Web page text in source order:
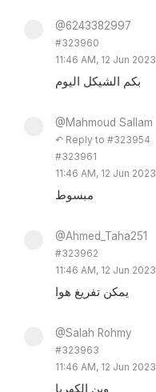
@6243382997
#323960
11:46 AM, 12 Jun 2023
بكم الشيكل اليوم
@Mahmoud Sallam
↶ Reply to #323954
#323961
11:46 AM, 12 Jun 2023
مبسوط
@Ahmed_Taha251
#323962
11:46 AM, 12 Jun 2023
يمكن تفريغ هوا
@Salah Rohmy
#323963
11:46 AM, 12 Jun 2023
وين الكهربا